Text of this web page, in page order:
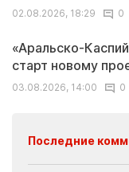
02.08.2026, 18:29
0
«Аральско-
старт новому
03.08.2026, 14:00
0
Последние